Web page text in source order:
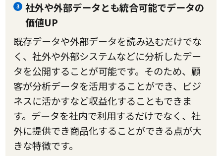
3
社外や外部データとも統合可能でデータの
価値UP
既存データや外部データを読み込むだけでな
く、社外や外部システムなどに分析したデー
タを公開することが可能です。そのため、顧
客が分析データを活用することができ、ビジ
ネスに活かすなど収益化することもできま
す。データを社内で利用するだけでなく、社
外に提供でき商品化することができる点が大
きな特徴です。